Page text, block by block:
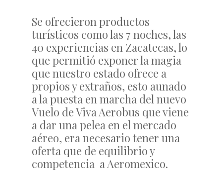
Se ofrecieron productos
turísticos como las 7 noches, las
40 experiencias en Zacatecas, lo
que permitió exponer la magia
que nuestro estado ofrece a
propios y extraños, esto aunado
a la puesta en marcha del nuevo
Vuelo de Viva Aerobus que viene
a dar una pelea en el mercado
aéreo, era necesario tener una
oferta que de equilibrio y
competencia a Aeromexico.